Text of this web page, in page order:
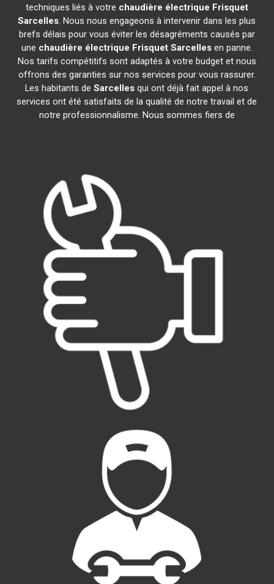
techniques liés à votre chaudière électrique Frisquet
Sarcelles. Nous nous engageons à intervenir dans les plus
brefs délais pour vous éviter les désagréments causés par
une chaudière électrique Frisquet Sarcellesen panne.
Nos tarifs compétitifs sont adaptés à votre budget et nous
offrons des garanties sur nos services pour vous rassurer.
Les habitants deSarcelles qui ont déjà fait appel à nos
services ont été satisfaits de la qualité de notre travail et de
notre professionnalisme. Nous sommes fiers de